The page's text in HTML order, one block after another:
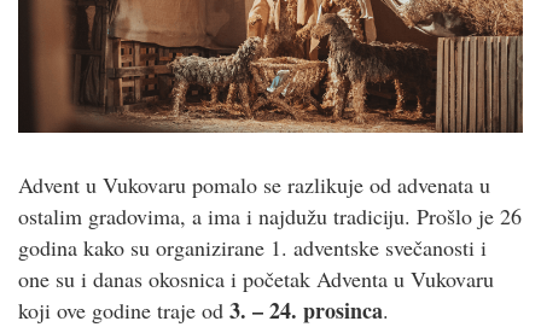
Advent u Vukovaru pomalo se razlikuje od advenata u
ostalim gradovima, a ima i najdužu tradiciju. Prošlo je 26
godina kako su organizirane 1. adventske svečanosti i
one su i danas okosnica i početak Adventa u Vukovaru
koji ove godine traje od 3. – 24. prosinca.